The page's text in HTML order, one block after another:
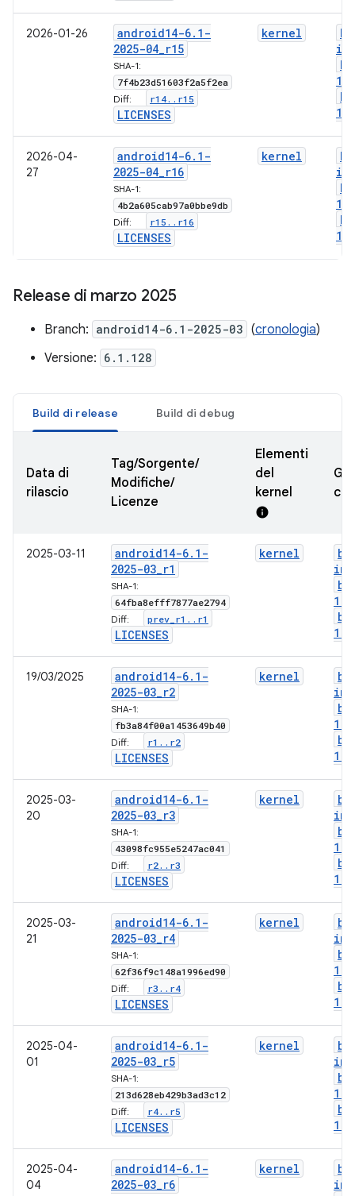
2026-01-26 android14-6. 1-
2025-04_r15
SHA-1:
7f4b23d51603f2a5f2ea
Diff: r14. . r15
LICENSES
kernel
1-
1-
2026-04-
27
android14-6. 1-
2025-04_r16
SHA-1:
4b2a605cab97a0bbe9db
Diff: r15 . . r16
LICENSES
kernel
1-
1-
Release di marzo 2025
Branch: android14-6.1-2025-03 (cronologia)
Versione: 6.1.128
Build di release Build di debug
Data di
rilascio
Tag/Sorgente/
Modifiche/
Licenze
Elementi
del
kernel
info
GKI
2025-03-11 android14-6. 1-
2025-03_r1
SHA-1:
64fba8efff7877ae2794
Diff: prev r1 . . r1
LICENSES
kernel
img
1-
1-
19/03/2025 android14-6. 1-
2025-03_r2
SHA-1:
fb3a84f00a1453649b40
Diff: r1 . . r2
LICENSES
kernel
img
1-
1-
2025-03-
20
android14-6. 1-
2025-03_r3
SHA-1:
43098fc955e5247ac041
Diff: r2. . r3
LICENSES
kernel
img
1-
1-
2025-03-
21
android14-6. 1-
2025-03_r4
SHA-1:
62f36f9c148a1996ed90
Diff: r3 . . r4
LICENSES
kernel
img
1-
1-
2025-04-
01
android14-6. 1-
2025-03_r5
SHA-1:
213d628eb429b3ad3c12
Diff: r4. . r5
LICENSES
kernel
img
1-
1-
2025-04-
04
android14-6. 1-
2025-03_r6
kernel
img